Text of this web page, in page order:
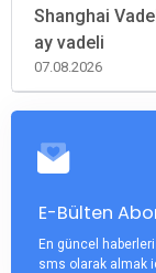
Shanghai
ay vadeli
07.08.2026
E-Bülten
En güncel
sms olarak almak